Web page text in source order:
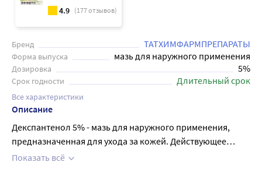
4.9 (177отзывов)
Бренд ТАТХИМФАРМПРЕПАРАТЫ
Форма выпуска мазь для наружного применения
Дозировка 5%
Срок годности Длительный срок
Все характеристики
Описание
Декспантенол 5% - мазь для наружного применения,
предназначенная для ухода за кожей. Действующее
вещество - декспантенол, который ускоряет обновление
Показать всё